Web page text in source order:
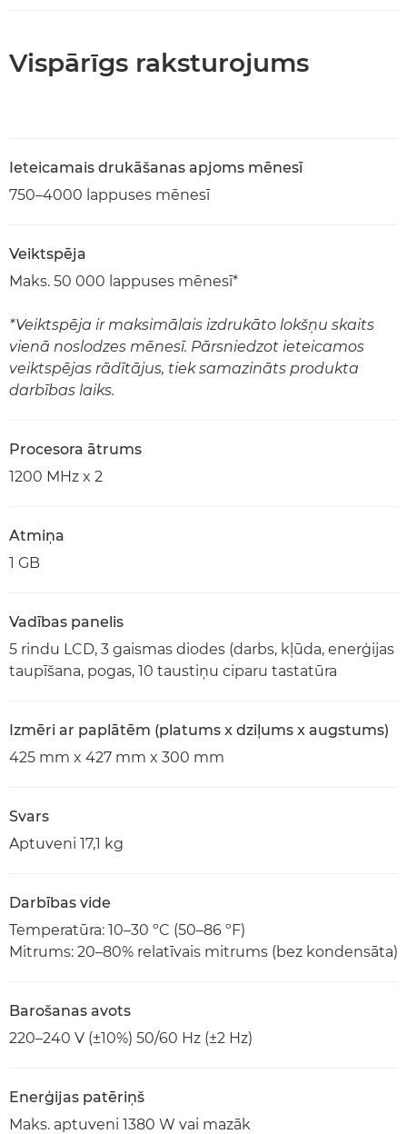
Vispārīgs raksturojums
Ieteicamais drukāšanas apjoms mēnesī
750–4000 lappuses mēnesī
Veiktspēja
Maks. 50 000 lappuses mēnesī*
*Veiktspēja ir maksimālais izdrukāto lokšņu skaits
vienā noslodzes mēnesī. Pārsniedzot ieteicamos
veiktspējas rādītājus, tiek samazināts produkta
darbības laiks.
Procesora ātrums
1200 MHz x 2
Atmiņa
1 GB
Vadības panelis
5 rindu LCD, 3 gaismas diodes (darbs, kļūda, enerģijas
taupīšana, pogas, 10 taustiņu ciparu tastatūra
Izmēri ar paplātēm (platums x dziļums x augstums)
425 mm x 427 mm x 300 mm
Svars
Aptuveni 17,1 kg
Darbības vide
Temperatūra: 10–30 ºC (50–86 ºF)
Mitrums: 20–80% relatīvais mitrums (bez kondensāta)
Barošanas avots
220–240 V (±10%) 50/60 Hz (±2 Hz)
Enerģijas patēriņš
Maks. aptuveni 1380 W vai mazāk